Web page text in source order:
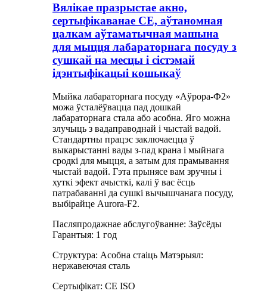
Вялікае празрыстае акно,
сертыфікаванае CE, аўтаномная
цалкам аўтаматычная машына
для мыцця лабараторнага посуду з
сушкай на месцы і сістэмай
ідэнтыфікацыі кошыкаў
Мыйка лабараторнага посуду «Аўрора-Ф2»
можа ўсталёўвацца пад дошкай
лабараторнага стала або асобна. Яго можна
злучыць з вадаправоднай і чыстай вадой.
Стандартны працэс заключаецца ў
выкарыстанні вады з-пад крана і мыйнага
сродкі для мыцця, а затым для прамывання
чыстай вадой. Гэта прынясе вам зручны і
хуткі эфект ачысткі, калі ў вас ёсць
патрабаванні да сушкі вычышчанага посуду,
выбірайце Aurora-F2.
Пасляпродажнае абслугоўванне: Заўсёды
Гарантыя: 1 год
Структура: Асобна стаіць Матэрыял:
нержавеючая сталь
Сертыфікат: CE ISO